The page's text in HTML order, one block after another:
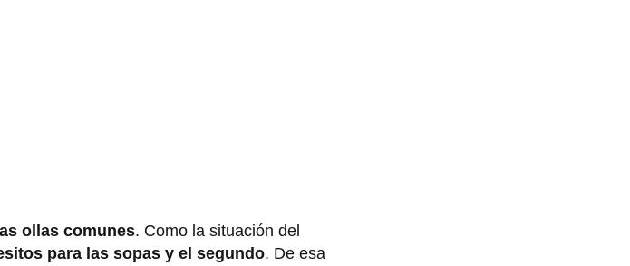
ollas comunes. Como la situación del
para las sopas y el segundo. De esa